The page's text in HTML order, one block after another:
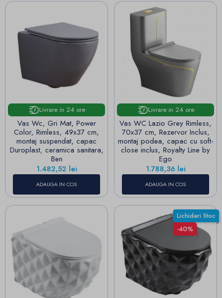
Livrare in 24 ore
Vas Wc, Gri Mat, Power
Color, Rimless, 49x37 cm,
montaj suspendat, capac
Duroplast, ceramica sanitara,
Ben
Pret
1.482,52 lei
ADAUGA IN COS
Livrare in 24 ore
Vas WC Lazio Grey Rimless,
70x37 cm, Rezervor Inclus,
montaj podea, capac cu soft-
close inclus, Royalty Line by
Ego
Pret
1.788,36 lei
ADAUGA IN COS
Lichidari Stoc
-40%